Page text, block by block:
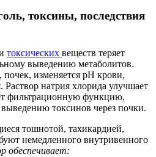
токсины, последствия
токсических веществ теряет
выведению метаболитов.
изменяется рН крови,
Раствор натрия хлорида улучшает
фильтрационную функцию,
токсинов через почки.
тошнотой, тахикардией,
немедленного внутривенного
обеспечивает: